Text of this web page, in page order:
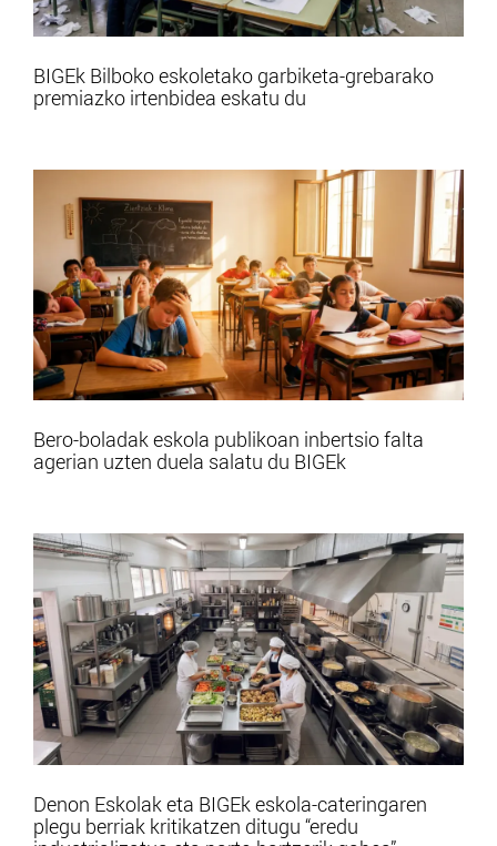
BIGEk Bilboko eskoletako garbiketa-grebarako
premiazko irtenbidea eskatu du
Bero-boladak eskola publikoan inbertsio falta
agerian uzten duela salatu du BIGEk
Denon Eskolak eta BIGEk eskola-cateringaren
plegu berriak kritikatzen ditugu “eredu